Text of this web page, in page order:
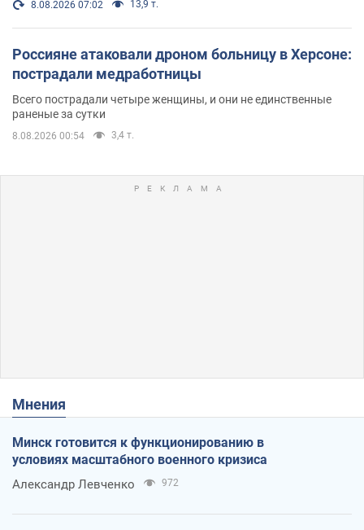
8.08.2026 07:02 13,9 т.
Россияне атаковали дроном больницу в Херсоне:
пострадали медработницы
Всего пострадали четыре женщины, и они не единственные
раненые за сутки
8.08.2026 00:54 3,4 т.
Мнения
Минск готовится к функционированию в
условиях масштабного военного кризиса
Александр Левченко 972